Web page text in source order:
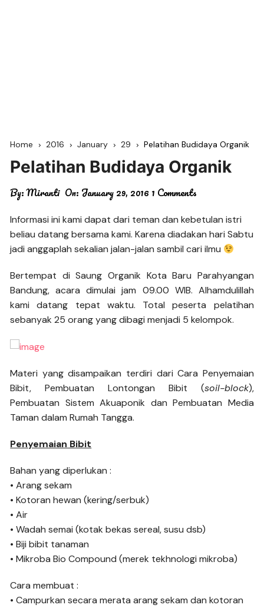
Home 2016 January 29 Pelatihan Budidaya Organik
Pelatihan Budidaya Organik
By:Miranti On: January 29, 20161 Comments
Informasi ini kami dapat dari teman dan kebetulan istri
beliau datang bersama kami. Karena diadakan hari Sabtu
jadi anggaplah sekalian jalan-jalan sambil cari ilmu
Bertempat di Saung Organik Kota Baru Parahyangan
Bandung, acara dimulai jam 09.00 WIB. Alhamdulillah
kami datang tepat waktu. Total peserta pelatihan
sebanyak 25 orang yang dibagi menjadi 5 kelompok.
Materi yang disampaikan terdiri dari Cara Penyemaian
Bibit, Pembuatan Lontongan Bibit (soil-block),
Pembuatan Sistem Akuaponik dan Pembuatan Media
Taman dalam Rumah Tangga.
Penyemaian Bibit
Bahan yang diperlukan :
• Arang sekam
• Kotoran hewan (kering/serbuk)
• Air
• Wadah semai (kotak bekas sereal, susu dsb)
• Biji bibit tanaman
• Mikroba Bio Compound (merek tekhnologi mikroba)
Cara membuat :
• Campurkan secara merata arang sekam dan kotoran